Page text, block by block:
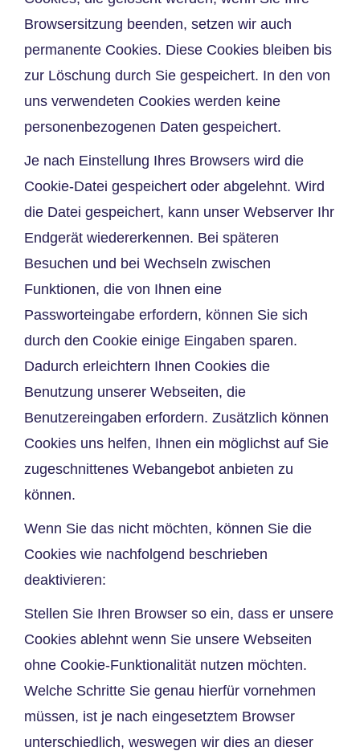
Browsersitzung beenden, setzen wir auch
permanente Cookies. Diese Cookies bleiben bis
zur Löschung durch Sie gespeichert. In den von
uns verwendeten Cookies werden keine
personenbezogenen Daten gespeichert.
Je nach Einstellung Ihres Browsers wird die
Cookie-Datei gespeichert oder abgelehnt. Wird
die Datei gespeichert, kann unser Webserver Ihr
Endgerät wiedererkennen. Bei späteren
Besuchen und bei Wechseln zwischen
Funktionen, die von Ihnen eine
Passworteingabe erfordern, können Sie sich
durch den Cookie einige Eingaben sparen.
Dadurch erleichtern Ihnen Cookies die
Benutzung unserer Webseiten, die
Benutzereingaben erfordern. Zusätzlich können
Cookies uns helfen, Ihnen ein möglichst auf Sie
zugeschnittenes Webangebot anbieten zu
können.
Wenn Sie das nicht möchten, können Sie die
Cookies wie nachfolgend beschrieben
deaktivieren:
Stellen Sie Ihren Browser so ein, dass er unsere
Cookies ablehnt wenn Sie unsere Webseiten
ohne Cookie-Funktionalität nutzen möchten.
Welche Schritte Sie genau hierfür vornehmen
müssen, ist je nach eingesetztem Browser
unterschiedlich, weswegen wir dies an dieser